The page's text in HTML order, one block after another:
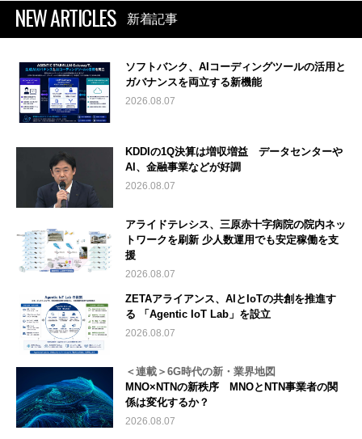
NEW ARTICLES 新着記事
ソフトバンク、AIコーディングツールの活用と
ガバナンスを両立する新機能
2026.08.07
KDDIの1Q決算は増収増益 データセンターや
AI、金融事業などが好調
2026.08.07
アライドテレシス、三原赤十字病院の院内ネッ
トワークを刷新 少人数運用でも安定稼働を支
援
2026.08.07
ZETAアライアンス、AIとIoTの共創を推進す
る 「Agentic IoT Lab」を設立
2026.08.07
＜連載＞6G時代の新・業界地図
MNO×NTNの新秩序 MNOとNTN事業者の関
係は変化するか？
2026.08.07